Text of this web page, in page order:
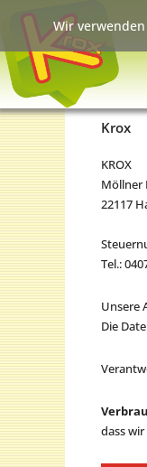
Krox
KROX
Möllner
22117
Tel.:
Unsere
Die
dass
Wir